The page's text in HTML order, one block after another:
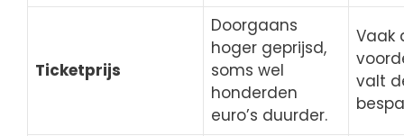
Ticketprijs
Doorgaans
hoger geprijsd,
soms wel
honderden
euro’s duurder.
Vaak
valt